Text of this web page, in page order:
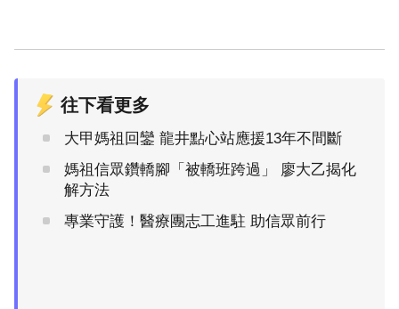
往下看更多
大甲媽祖回鑾 龍井點心站應援13年不間斷
媽祖信眾鑽轎腳「被轎班跨過」 廖大乙揭化
解方法
專業守護！醫療團志工進駐 助信眾前行